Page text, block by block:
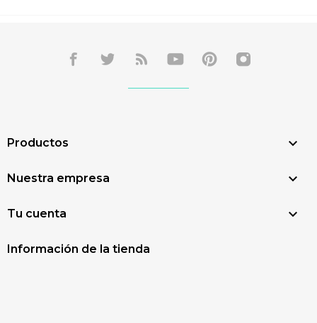
Productos 
Nuestra empresa 
Tu cuenta 
Información de la tienda